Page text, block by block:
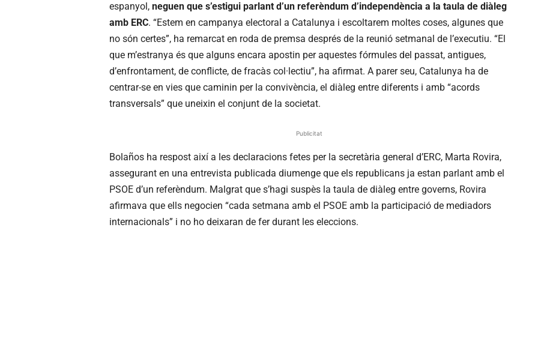
espanyol, neguen que s’estigui parlant d’un referèndum d’independència a la taula de diàleg
amb ERC. “Estem en campanya electoral a Catalunya i escoltarem moltes coses, algunes que
no són certes”, ha remarcat en roda de premsa després de la reunió setmanal de l’executiu. “El
que m’estranya és que alguns encara apostin per aquestes fórmules del passat, antigues,
d’enfrontament, de conflicte, de fracàs col·lectiu”, ha afirmat. A parer seu, Catalunya ha de
centrar-se en vies que caminin per la convivència, el diàleg entre diferents i amb “acords
transversals” que uneixin el conjunt de la societat.
Publicitat
Bolaños ha respost així a les declaracions fetes per la secretària general d’ERC, Marta Rovira,
assegurant en una entrevista publicada diumenge que els republicans ja estan parlant amb el
PSOE d’un referèndum. Malgrat que s’hagi suspès la taula de diàleg entre governs, Rovira
afirmava que ells negocien “cada setmana amb el PSOE amb la participació de mediadors
internacionals” i no ho deixaran de fer durant les eleccions.